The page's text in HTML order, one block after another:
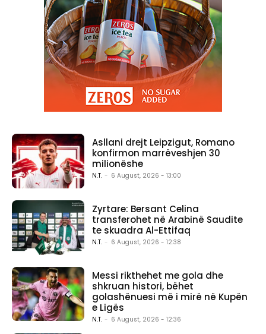
Asllani drejt Leipzigut, Romano
konfirmon marrëveshjen 30
milionëshe
N.T. - 6 August, 2026 - 13:00
Zyrtare: Bersant Celina
transferohet në Arabinë Saudite
te skuadra Al-Ettifaq
N.T. - 6 August, 2026 - 12:38
Messi rikthehet me gola dhe
shkruan histori, bëhet
golashënuesi më i mirë në Kupën
e Ligës
N.T. - 6 August, 2026 - 12:36